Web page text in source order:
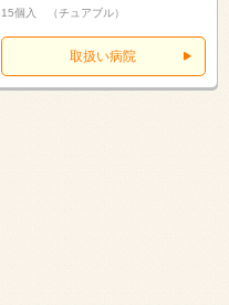
15個入 （チュアブル）
取扱い病院